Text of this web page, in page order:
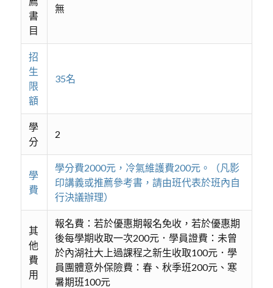
書
目
無
招
生
限
額
35名
學
分
2
學
費
學分費2000元，冷氣維護費200元。（凡影
印講義或推薦參考書，請由班代表於班內自
行決議辦理）
其
他
費
用
報名費：若於優惠期報名免收，若於優惠期
後每學期收取一次200元．學員證費：未曾
於內湖社大上過課程之新生收取100元．學
員團體意外保險費：春、秋季班200元、寒
暑期班100元